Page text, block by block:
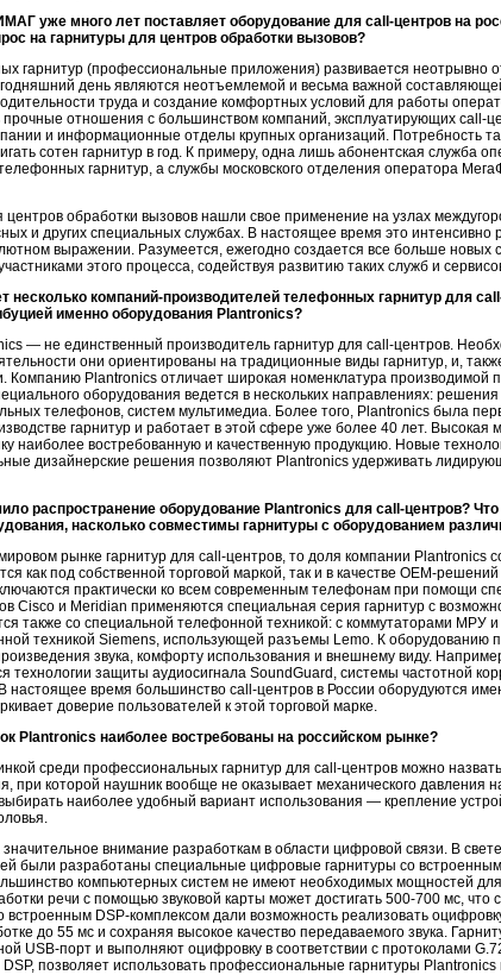
уже много лет поставляет оборудование для call-центров на
на гарнитуры для центров обработки вызовов?
гарнитур (профессиональные приложения) развивается неотрывно
день являются неотъемлемой и весьма важной
труда и создание комфортных условий для работы
отношения с большинством компаний, эксплуатирующих call-
и информационные отделы крупных организаций. Потребность
сотен гарнитур в год. К примеру, одна лишь абонентская служба
гарнитур, а службы московского отделения оператора
обработки вызовов нашли свое применение на узлах
и других специальных службах. В настоящее время это интенсивно
выражении. Разумеется, ежегодно создается все больше новых
этого процесса, содействуя развитию таких служб и
несколько компаний-производителей телефонных гарнитур для
именно оборудования Plantronics?
— не единственный производитель гарнитур для call-центров.
они ориентированы на традиционные виды гарнитур, и,
Компанию Plantronics отличает широкая номенклатура производимой
оборудования ведется в нескольких направлениях:
телефонов, систем мультимедиа. Более того, Plantronics была
гарнитур и работает в этой сфере уже более 40 лет. Высокая
наиболее востребованную и качественную продукцию. Новые
дизайнерские решения позволяют Plantronics удерживать
распространение оборудование Plantronics для call-центров?
насколько совместимы гарнитуры с оборудованием
рынке гарнитур для call-центров, то доля компании Plantronics
как под собственной торговой маркой, так и в качестве OEM-
практически ко всем современным телефонам при помощи
Cisco и Meridian применяются специальная серия гарнитур с
также со специальной телефонной техникой: с коммутаторами МРУ
техникой Siemens, использующей разъемы Lemo. К оборудованию
звука, комфорту использования и внешнему виду.
технологии защиты аудиосигнала SoundGuard, системы частотной
настоящее время большинство call-центров в России оборудуются
доверие пользователей к этой торговой марке.
Plantronics наиболее востребованы на российском рынке?
среди профессиональных гарнитур для call-центров можно
при которой наушник вообще не оказывает механического давления
наиболее удобный вариант использования — крепление
внимание разработкам в области цифровой связи. В
были разработаны специальные цифровые гарнитуры со
компьютерных систем не имеют необходимых мощностей
речи с помощью звуковой карты может достигать 500-700 мс,
DSP-комплексом дали возможность реализовать
до 55 мс и сохраняя высокое качество передаваемого звука.
USB-порт и выполняют оцифровку в соответствии с протоколами
позволяет использовать профессиональные гарнитуры Plantronics